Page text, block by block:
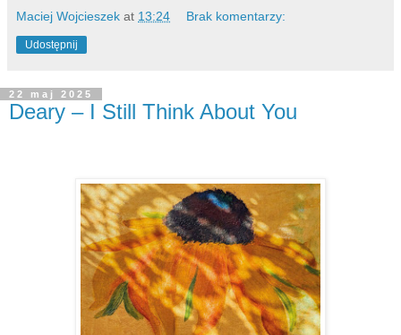
Maciej Wojcieszek at 13:24 Brak komentarzy:
Udostępnij
22 maj 2025
Deary – I Still Think About You